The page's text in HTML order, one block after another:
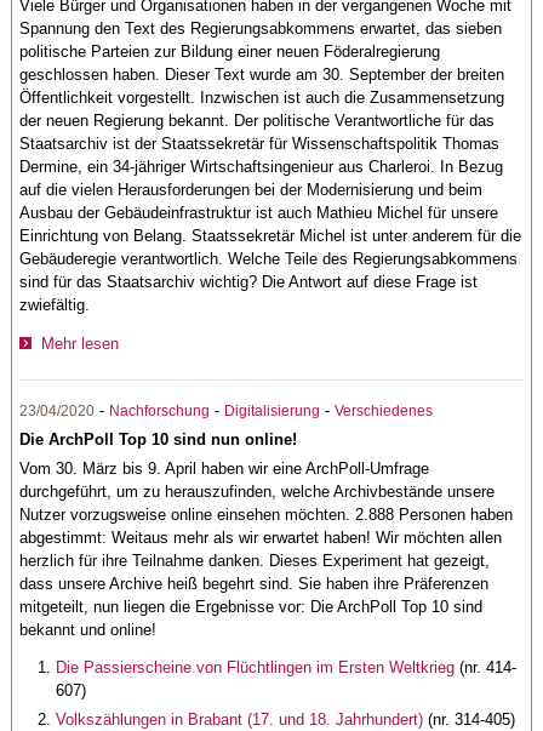
Viele Bürger und Organisationen haben in der vergangenen Woche mit
Spannung den Text des Regierungsabkommens erwartet, das sieben
politische Parteien zur Bildung einer neuen Föderalregierung
geschlossen haben. Dieser Text wurde am 30. September der breiten
Öffentlichkeit vorgestellt. Inzwischen ist auch die Zusammensetzung
der neuen Regierung bekannt. Der politische Verantwortliche für das
Staatsarchiv ist der Staatssekretär für Wissenschaftspolitik Thomas
Dermine, ein 34-jähriger Wirtschaftsingenieur aus Charleroi. In Bezug
auf die vielen Herausforderungen bei der Modernisierung und beim
Ausbau der Gebäudeinfrastruktur ist auch Mathieu Michel für unsere
Einrichtung von Belang. Staatssekretär Michel ist unter anderem für die
Gebäuderegie verantwortlich. Welche Teile des Regierungsabkommens
sind für das Staatsarchiv wichtig? Die Antwort auf diese Frage ist
zwiefältig.
Mehr lesen
23/04/2020 - Nachforschung - Digitalisierung -Verschiedenes
Die ArchPoll Top 10 sind nun online!
Vom 30. März bis 9. April haben wir eine ArchPoll-Umfrage
durchgeführt, um zu herauszufinden, welche Archivbestände unsere
Nutzer vorzugsweise online einsehen möchten. 2.888 Personen haben
abgestimmt: Weitaus mehr als wir erwartet haben! Wir möchten allen
herzlich für ihre Teilnahme danken. Dieses Experiment hat gezeigt,
dass unsere Archive heiß begehrt sind. Sie haben ihre Präferenzen
mitgeteilt, nun liegen die Ergebnisse vor: Die ArchPoll Top 10 sind
bekannt und online!
Die Passierscheine von Flüchtlingen im Ersten Weltkrieg (nr. 414-
607)
Volkszählungen in Brabant (17. und 18. Jahrhundert) (nr. 314-405)